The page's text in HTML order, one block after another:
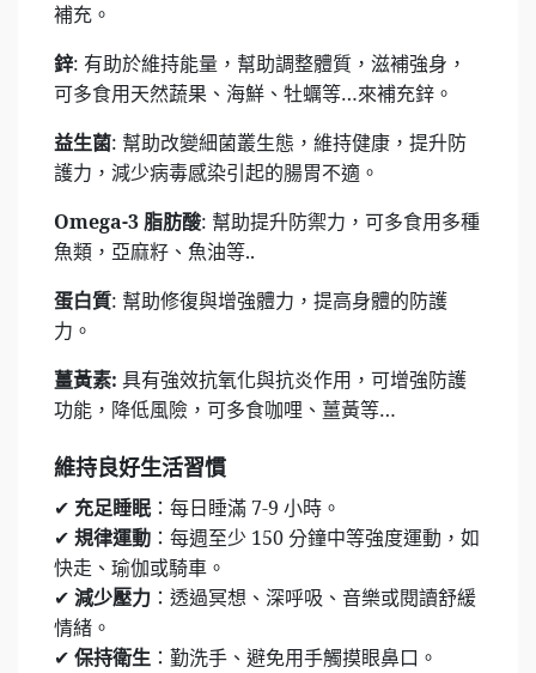
補充。
鋅: 有助於維持能量，幫助調整體質，滋補強身，
可多食用天然蔬果、海鮮、牡蠣等…來補充鋅。
益生菌: 幫助改變細菌叢生態，維持健康，提升防
護力，減少病毒感染引起的腸胃不適。
Omega-3 脂肪酸: 幫助提升防禦力，可多食用多種
魚類，亞麻籽、魚油等..
蛋白質: 幫助修復與增強體力，提高身體的防護
力。
薑黃素: 具有強效抗氧化與抗炎作用，可增強防護
功能，降低風險，可多食咖哩、薑黃等…
維持良好生活習慣
✔ 充足睡眠 ：每日睡滿 7-9 小時。
✔ 規律運動 ：每週至少 150 分鐘中等強度運動，如
快走、瑜伽或騎車。
✔ 減少壓力 ：透過冥想、深呼吸、音樂或閱讀舒緩
情緒。
✔ 保持衛生 ：勤洗手、避免用手觸摸眼鼻口。